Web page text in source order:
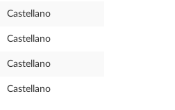
Castellano
Castellano
Castellano
Castellano